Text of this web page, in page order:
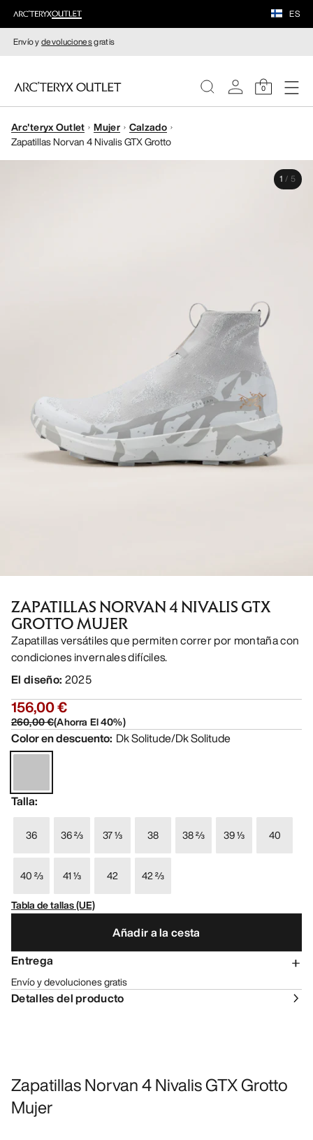
ES
Envío ydevolucionesgratis
0
MUJERE
Arc'teryx Outlet Mujer
Calzado
Zapatillas Norvan 4 Nivalis GTX Grotto
1 / 5
ZAPATILLAS NORVAN 4 NIVALIS GTX
GROTTO MUJER
Zapatillas versátiles que permiten correr por montaña con
condiciones invernales difíciles.
El diseño: 2025
156,00 €
260,00 €(Ahorra El40%)
Color en descuento: Dk Solitude/Dk Solitude
Talla:
36 36 ⅔ 37 ⅓ 38 38 ⅔ 39 ⅓ 40
40 ⅔ 41 ⅓ 42
42 ⅔
Tabla de tallas (UE)
Añadir a la cesta
Entrega
Envío y devoluciones gratis
Detalles del producto
Zapatillas Norvan 4 Nivalis GTX Grotto
Mujer